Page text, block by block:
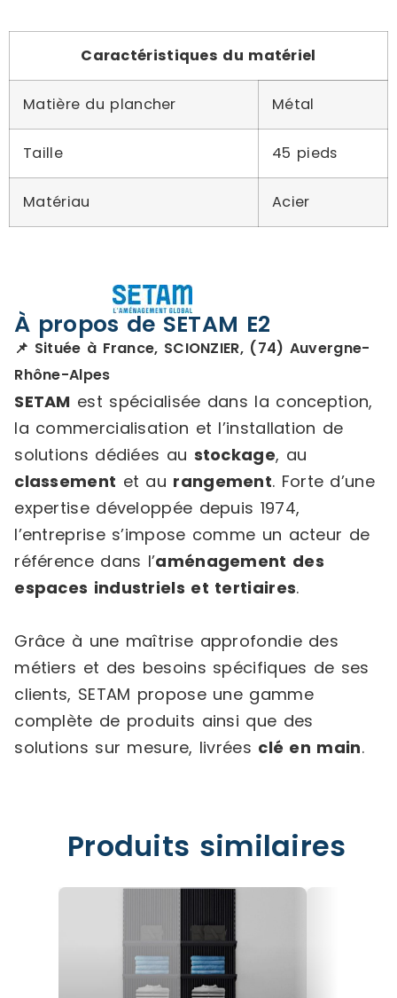
Caractéristiques du matériel
Matière du plancher Métal
Taille 45 pieds
Matériau Acier
À propos de SETAM E2
📌 Située à France, SCIONZIER, (74) Auvergne-
Rhône-Alpes
SETAM est spécialisée dans la conception,
la commercialisation et l’installation de
solutions dédiées au stockage, au
classement et au rangement. Forte d’une
expertise développée depuis 1974,
l’entreprise s’impose comme un acteur de
référence dans l’aménagement des
espaces industriels et tertiaires.
Grâce à une maîtrise approfondie des
métiers et des besoins spécifiques de ses
clients, SETAM propose une gamme
complète de produits ainsi que des
solutions sur mesure, livrées clé en main.
Produits similaires